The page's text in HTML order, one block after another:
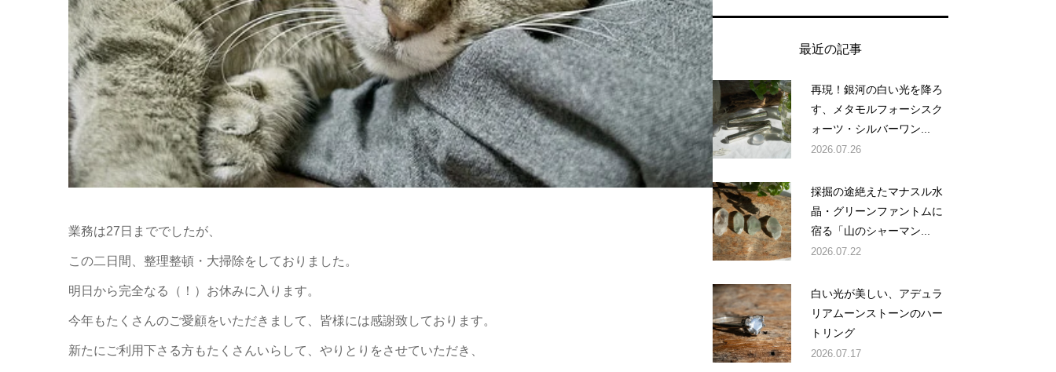
業務は27日まででしたが、
この二日間、整理整頓・大掃除をしておりました。
明日から完全なる（！）お休みに入ります。
今年もたくさんのご愛顧をいただきまして、皆様には感謝致しております。
新たにご利用下さる方もたくさんいらして、やりとりをさせていただき、
最近の記事
再現！銀河の白い光を降ろ
す、メタモルフォーシスク
ォーツ・シルバーワン...
2026.07.26
採掘の途絶えたマナスル水
晶・グリーンファントムに
宿る「山のシャーマン...
2026.07.22
白い光が美しい、アデュラ
リアムーンストーンのハー
トリング
2026.07.17